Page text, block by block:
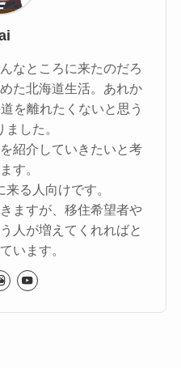
なところに来たのだろ
た北海道生活。あれか
を離れたくないと思う
ました。
紹介していきたいと考
す。
る人向けです。
ますが、移住希望者や
人が増えてくれればと
います。